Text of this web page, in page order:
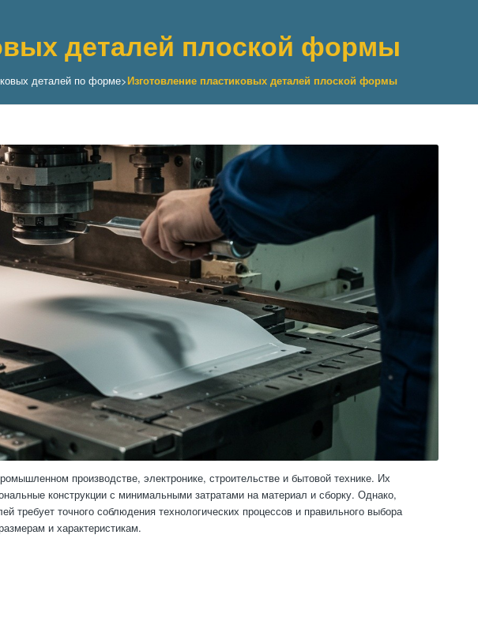
деталей плоской формы
деталей по форме>Изготовление пластиковых деталей плоской формы
производстве, электронике, строительстве и бытовой технике. Их
конструкции с минимальными затратами на материал и сборку. Однако,
требует точного соблюдения технологических процессов и правильного выбора
и характеристикам.